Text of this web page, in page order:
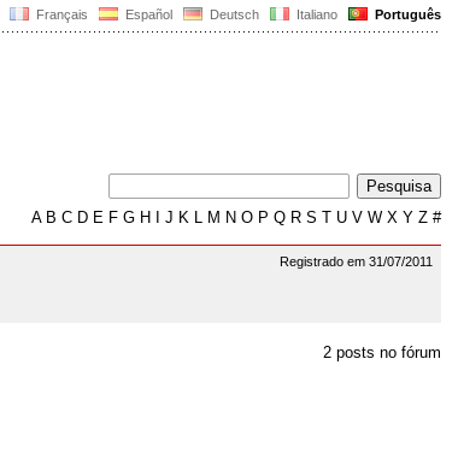
Français Español Deutsch Italiano Português
AB C D E F G H J K L M N O P Q R S T U V W X Y Z #
Registrado em 31/07/2011
2 posts no fórum